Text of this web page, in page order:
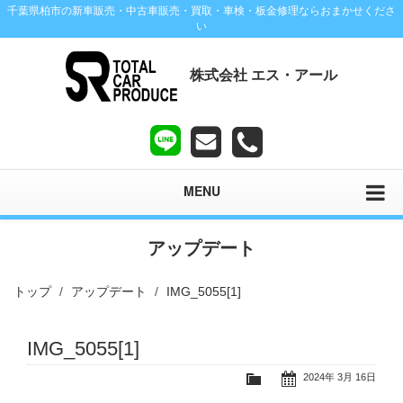
千葉県柏市の新車販売・中古車販売・買取・車検・板金修理ならおまかせくださ
い
株式会社 エス・アール
MENU
アップデート
トップ アップデート IMG_5055[1]
IMG_5055[1]
2024年 3月 16日